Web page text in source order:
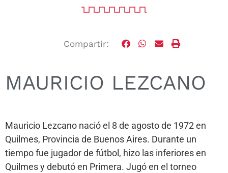
Compartir:
MAURICIO LEZCANO
Mauricio Lezcano nació el 8 de agosto de 1972 en
Quilmes, Provincia de Buenos Aires. Durante un
tiempo fue jugador de fútbol, hizo las inferiores en
Quilmes y debutó en Primera. Jugó en el torneo